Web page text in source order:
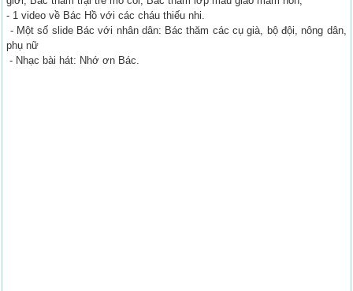
- 1 video về Bác Hồ với các cháu thiếu nhi.
- Một số slide Bác với nhân dân: Bác thăm các cụ già, bộ đội, nông dân,
phụ nữ
- Nhạc bài hát: Nhớ ơn Bác.